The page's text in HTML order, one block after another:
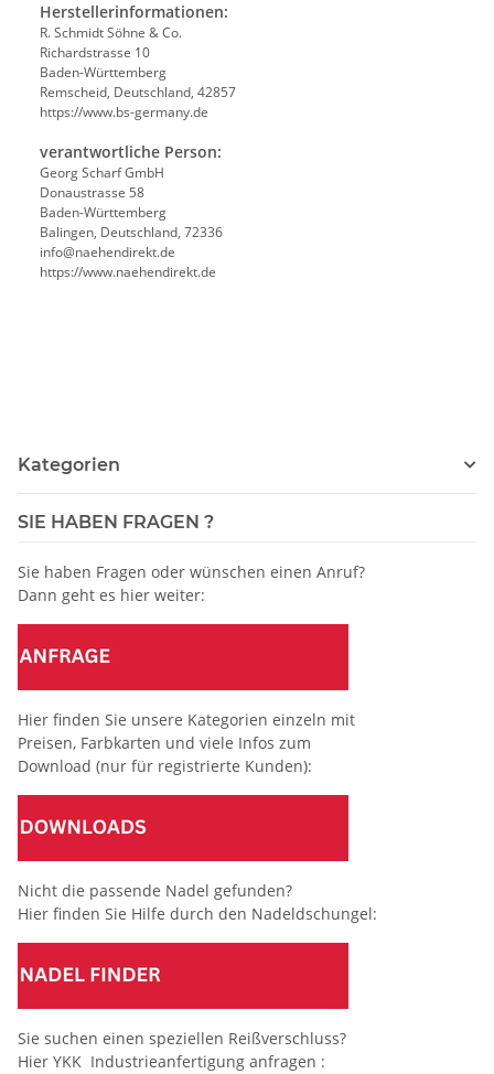
Herstellerinformationen:
R. Schmidt Söhne & Co.
Richardstrasse 10
Baden-Württemberg
Remscheid, Deutschland, 42857
https://www.bs-germany.de
verantwortliche Person:
Georg Scharf GmbH
Donaustrasse 58
Baden-Württemberg
Balingen, Deutschland, 72336
info@naehendirekt.de
https://www.naehendirekt.de
Kategorien
SIE HABEN FRAGEN ?
Sie haben Fragen oder wünschen einen Anruf?
Dann geht es hier weiter:
Hier finden Sie unsere Kategorien einzeln mit
Preisen, Farbkarten und viele Infos zum
Download (nur für registrierte Kunden):
Nicht die passende Nadel gefunden?
Hier finden Sie Hilfe durch den Nadeldschungel:
Sie suchen einen speziellen Reißverschluss?
Hier YKK Industrieanfertigung anfragen :